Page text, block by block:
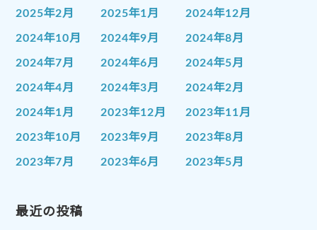
2025年2月 2025年1月 2024年12月
2024年10月 2024年9月 2024年8月
2024年7月 2024年6月 2024年5月
2024年4月 2024年3月 2024年2月
2024年1月 2023年12月 2023年11月
2023年10月 2023年9月 2023年8月
2023年7月 2023年6月 2023年5月
2023年1月
最近の投稿